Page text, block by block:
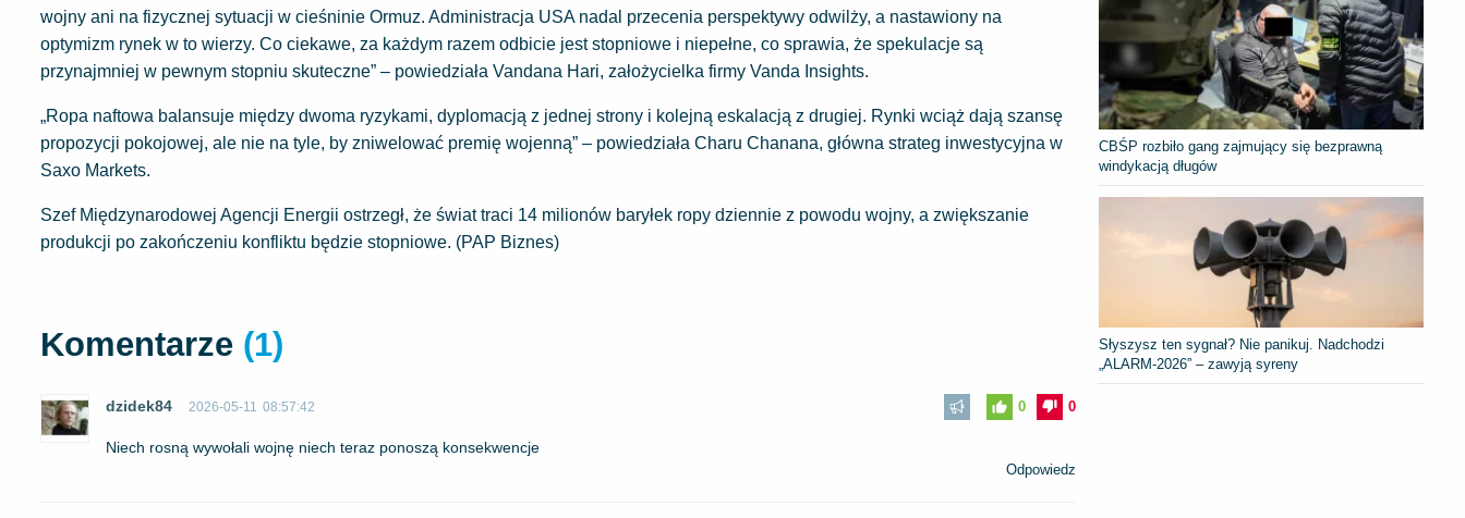
wojny ani na fizycznej sytuacji w cieśninie Ormuz. Administracja USA nadal przecenia perspektywy odwilży, a nastawiony na
optymizm rynek w to wierzy. Co ciekawe, za każdym razem odbicie jest stopniowe i niepełne, co sprawia, że spekulacje są
przynajmniej w pewnym stopniu skuteczne” – powiedziała Vandana Hari, założycielka firmy Vanda Insights.
„Ropa naftowa balansuje między dwoma ryzykami, dyplomacją z jednej strony i kolejną eskalacją z drugiej. Rynki wciąż dają szansę
propozycji pokojowej, ale nie na tyle, by zniwelować premię wojenną” – powiedziała Charu Chanana, główna strateg inwestycyjna w
Saxo Markets.
Szef Międzynarodowej Agencji Energii ostrzegł, że świat traci 14 milionów baryłek ropy dziennie z powodu wojny, a zwiększanie
produkcji po zakończeniu konfliktu będzie stopniowe. (PAP Biznes)
Komentarze (1)
dzidek84 2026-05-11 08:57:42 0
0
Niech rosną wywołali wojnę niech teraz ponoszą konsekwencje
Odpowiedz
CBŚP rozbiło gang zajmujący się bezprawną
windykacją długów
Słyszysz ten sygnał? Nie panikuj. Nadchodzi
„ALARM-2026” – zawyją syreny